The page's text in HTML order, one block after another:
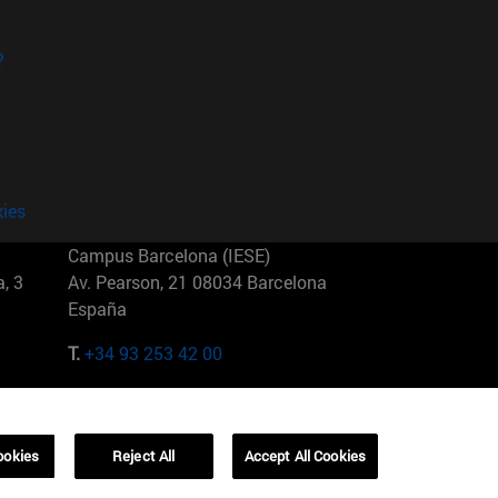
3
Campus Barcelona (IESE)
Av. Pearson, 21 08034 Barcelona
España
T.+34 93 253 42 00
01321001 Bela Vista Brasil
Reject All Accept All Cookies